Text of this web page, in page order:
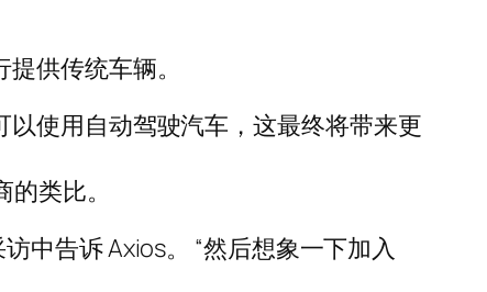
供传统车辆。
使用自动驾驶汽车，这最终将带来更
类比。
中告诉 Axios。 “然后想象一下加入